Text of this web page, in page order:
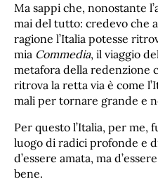
Ma sappi che, nonostante
mai del tutto: credevo che
ragione l’Italia potesse
mia Commedia, il viaggio
metafora della redenzione
ritrova la retta via è come
mali per tornare grande e
Per questo l’Italia, per me,
luogo di radici profonde e
d’essere amata, ma
bene.